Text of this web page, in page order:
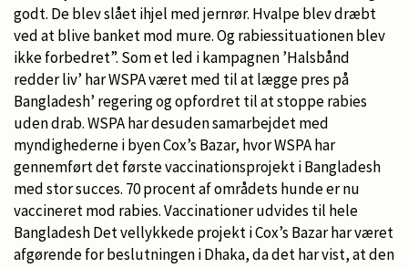
godt. De blev slået ihjel med jernrør. Hvalpe blev dræbt
ved at blive banket mod mure. Og rabiessituationen blev
ikke forbedret”. Som et led i kampagnen ’Halsbånd
redder liv’ har WSPA været med til at lægge pres på
Bangladesh’ regering og opfordret til at stoppe rabies
uden drab. WSPA har desuden samarbejdet med
myndighederne i byen Cox’s Bazar, hvor WSPA har
gennemført det første vaccinationsprojekt i Bangladesh
med stor succes. 70 procent af områdets hunde er nu
vaccineret mod rabies. Vaccinationer udvides til hele
Bangladesh Det vellykkede projekt i Cox’s Bazar har været
afgørende for beslutningen i Dhaka, da det har vist, at den